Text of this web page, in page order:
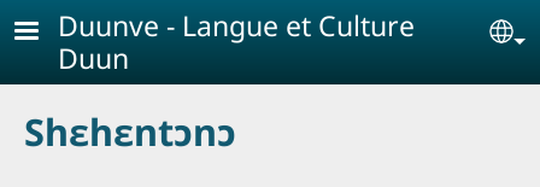
Aller au contenu principal
Duunve - Langue et Culture
Duun
Shɛhɛntɔnɔ